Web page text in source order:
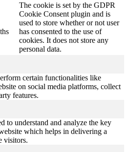
The cookie is set by the GDPR
Cookie Consent plugin and is
used to store whether or not user
has consented to the use of
cookies. It does not store any
personal data.
certain functionalities like
on social media platforms, collect
features.
to understand and analyze the key
which helps in delivering a
visitors.